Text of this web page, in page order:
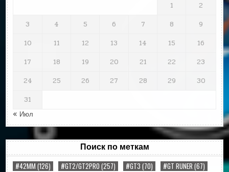
1
2
3
4 5 6 7 8
9
10
11 12 13 14 15
16
17
18 19 20 21 22
23
24
25 26 27 28 29
30
31
« Июл
Поиск по меткам
#42MM (126) #GT2/GT2PRO (257) #GT3 (70) #GT RUNER(67)